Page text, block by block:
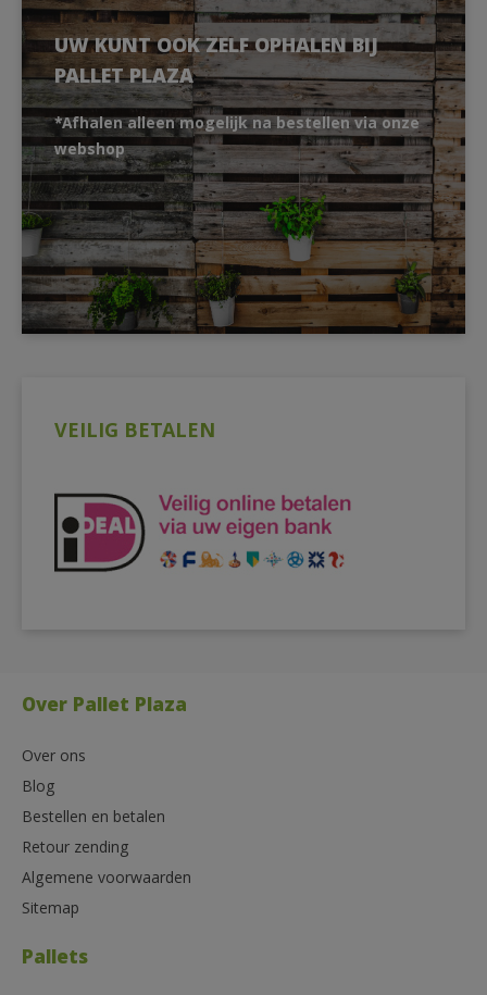
UW KUNT OOK ZELF OPHALEN BIJ
PALLET PLAZA
*Afhalen alleen mogelijk na bestellen via onze
webshop
VEILIG BETALEN
Over Pallet Plaza
Over ons
Blog
Bestellen en betalen
Retour zending
Algemene voorwaarden
Sitemap
Pallets